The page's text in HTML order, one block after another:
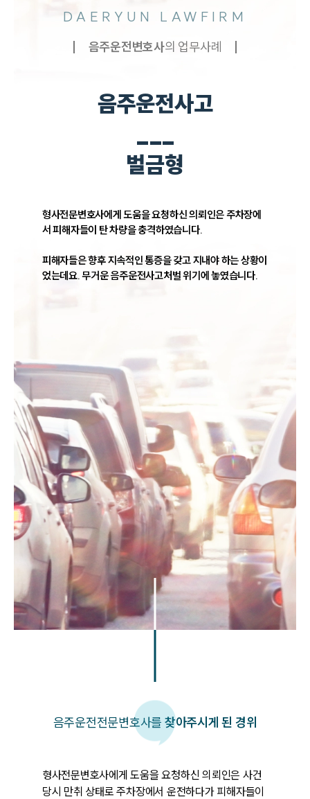
DAERYUN LAWFIRM
음주운전변호사의 업무사례
음주운전사고
___
벌금형
형사전문변호사에게 도움을 요청하신 의뢰인은 주차장에
서 피해자들이 탄 차량을 충격하였습니다.
피해자들은 향후 지속적인 통증을 갖고 지내야 하는 상황이
었는데요. 무거운 음주운전사고처벌 위기에 놓였습니다.
음주운전전문변호사를 찾아주시게 된 경위
형사전문변호사에게 도움을 요청하신 의뢰인은 사건
당시 만취 상태로 주차장에서 운전하다가 피해자들이